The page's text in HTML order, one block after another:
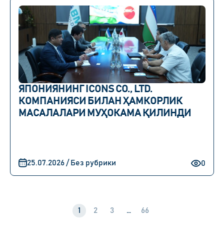
ЯПОНИЯНИНГ ICONS CO., LTD.
КОМПАНИЯСИ БИЛАН ҲАМКОРЛИК
МАСАЛАЛАРИ МУҲОКАМА ҚИЛИНДИ
0
25.07.2026 / Без рубрики
1 2 3 … 66